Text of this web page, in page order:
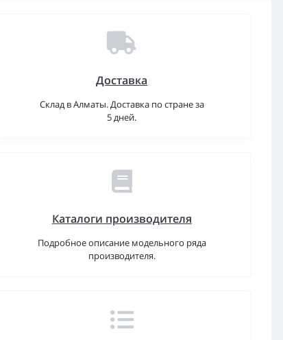
Доставка
Склад в Алматы. Доставка по стране за
5 дней.
Каталоги производителя
Подробное описание модельного ряда
производителя.